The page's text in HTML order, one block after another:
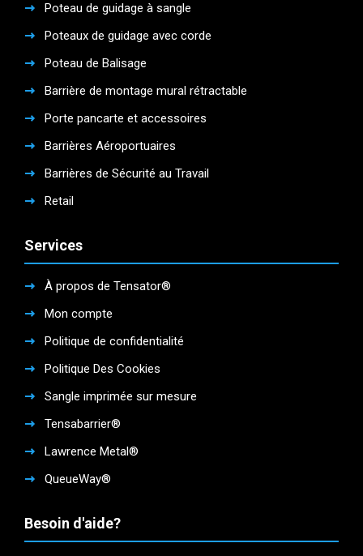
Poteau de guidage à sangle
Poteaux de guidage avec corde
Poteau de Balisage
Barrière de montage mural rétractable
Porte pancarte et accessoires
Barrières Aéroportuaires
Barrières de Sécurité au Travail
Retail
Services
À propos de Tensator®
Mon compte
Politique de confidentialité
Politique Des Cookies
Sangle imprimée sur mesure
Tensabarrier®
Lawrence Metal®
QueueWay®
Besoin d'aide?